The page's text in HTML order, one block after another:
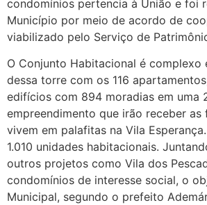
condomínios pertencia à União e foi
Município por meio de acordo de
viabilizado pelo Serviço de
O Conjunto Habitacional é complexo
dessa torre com os 116
edifícios com 894 moradias em uma
empreendimento que irão receber as
vivem em palafitas na Vila
1.010 unidades habitacionais.
outros projetos como Vila dos
condomínios de interesse social, o
Municipal, segundo o prefeito